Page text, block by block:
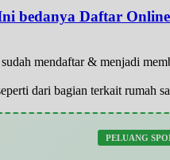
bedanya Daftar
mendaftar & menjadi
dari bagian terkait
PELUANG